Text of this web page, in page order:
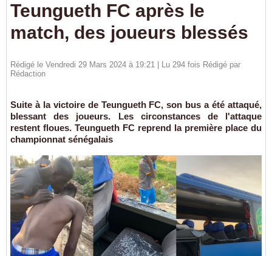
Teungueth FC après le
match, des joueurs blessés
Rédigé le Vendredi 29 Mars 2024 à 19:21 | Lu 294 fois Rédigé par
Rédaction
Suite à la victoire de Teungueth FC, son bus a été attaqué,
blessant des joueurs. Les circonstances de l'attaque
restent floues. Teungueth FC reprend la première place du
championnat sénégalais